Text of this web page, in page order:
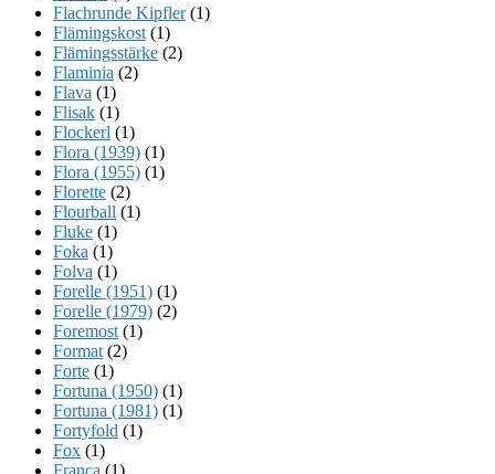
Flachrunde Kipfler(1)
Flämingskost (1)
Flämingsstärke (2)
Flaminia (2)
Flava (1)
Flisak (1)
Flockerl (1)
Flora (1939) (1)
Flora (1955) (1)
Florette (2)
Flourball (1)
Fluke (1)
Foka (1)
Folva (1)
Forelle (1951) (1)
Forelle (1979) (2)
Foremost (1)
Format (2)
Forte (1)
Fortuna (1950) (1)
Fortuna (1981) (1)
Fortyfold (1)
Fox (1)
Franca (1)